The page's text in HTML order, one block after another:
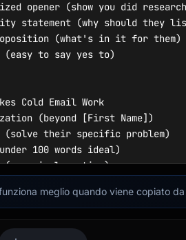
opener (show you did
statement (why should they
(what's in it for them)
(easy to say yes to)
Cold Email Work
(beyond [First Name])
(solve their specific problem)
100 words ideal)
simple action)
Sequence (7 emails)
The Opener
meglio quando viene copiato